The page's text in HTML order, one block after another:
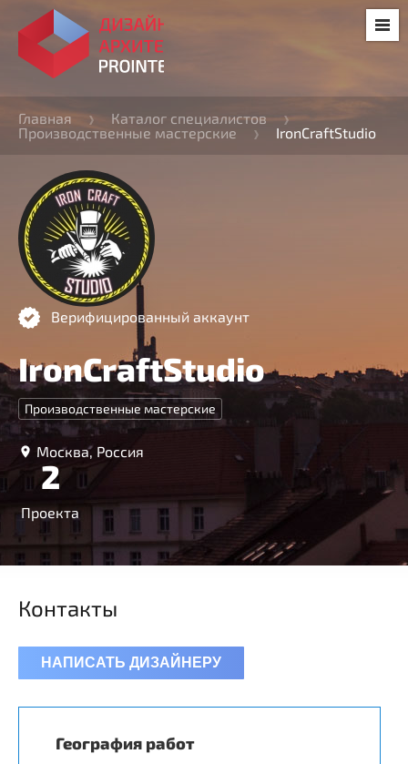
Главная
Каталог специалистов
Производственные мастерские
IronCraftStudio
Верифицированный аккаунт
IronCraftStudio
Производственные мастерские
Москва, Россия
2
Проекта
Контакты
НАПИСАТЬ ДИЗАЙНЕРУ
География работ